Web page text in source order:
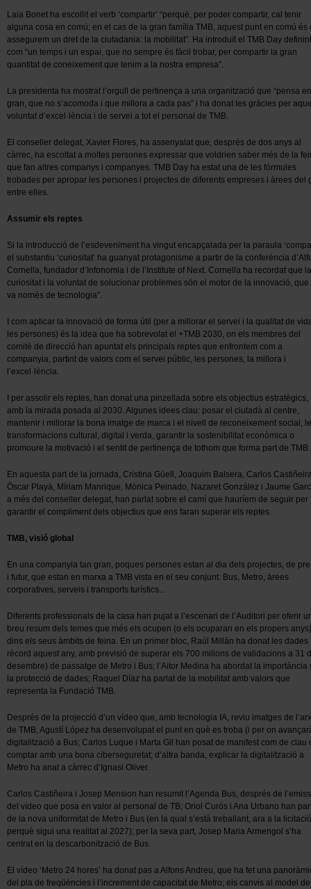
Laia Bonet ha escollit el verb ‘compartir’ “perquè, per poder compartir, cal tenir
alguna cosa en comú; en el cas de la gran família TMB, aquest punt en comú és
assegurem un dret de la ciutadania: la mobilitat”. Ha introduït el TMB Day
com “un temps i un espai, que no sempre és fàcil trobar, per compartir la gran
quantitat de coneixement que tenim a la nostra empresa”.
La presidenta ha mostrat l’orgull de pertinença a una organització que “pensa en
gran, que no s’acomoda i que millora a cada pas” i ha donat les gràcies per
voluntat d’excel·lència i de servei a tot el personal de TMB.
El conseller delegat, Xavier Flores, ha assenyalat que, després de dos anys al
càrrec, ha escoltat a moltes persones expressar que voldrien saber més de la
que fan altres companys i companyes. TMB Day ha estat una de les fórmules
trobades per apropar les persones i projectes de diferents empreses i àrees del
entre elles.
Assumir els reptes
Si la introducció de l’esdeveniment ha vingut encapçalada per la paraula
el substantiu ‘curiositat’ ha guanyat protagonisme a partir de la conferència
Cornella, fundador d’Infonomia i de l’Institute of Next. Cornella ha recordat que la
curiositat i la voluntat de solucionar problemes són el motor de la innovació, que
va només de tecnologia”.
I com aplicar la innovació de forma útil (per a millorar el servei i la qualitat de
les persones) és la idea que ha sobrevolat el +TMB 2030, on els membres del
comitè de direcció han apuntat els principals reptes que enfrontem com a
companyia, partint de valors com el servei públic, les persones, la millora i
l’excel·lència.
I per assolir els reptes, han donat una pinzellada sobre els objectius estratègics,
amb la mirada posada al 2030. Algunes idees clau: posar el ciutadà al centre,
mantenir i millorar la bona imatge de marca i el nivell de reconeixement social,
transformacions cultural, digital i verda, garantir la sostenibilitat econòmica o
promoure la motivació i el sentit de pertinença de tothom que forma part de TMB.
En aquesta part de la jornada, Cristina Güell, Joaquim Balsera, Carlos
Òscar Playà, Míriam Manrique, Mònica Peinado, Nazaret González i Jaume
a més del conseller delegat, han parlat sobre el camí que hauríem de seguir per
garantir el compliment dels objectius que ens faran superar els reptes.
TMB, visió global
En una companyia tan gran, poques persones estan al dia dels projectes, de
i futur, que estan en marxa a TMB vista en el seu conjunt: Bus, Metro, àrees
corporatives, serveis i transports turístics...
Diferents professionals de la casa han pujat a l’escenari de l’Auditori per oferir
breu resum dels temes que més els ocupen (o els ocuparan en els propers anys)
dins els seus àmbits de feina. En un primer bloc, Raúl Millán ha donat les dades
rècord aquest any, amb previsió de superar els 700 milions de validacions a 31
desembre) de passatge de Metro i Bus; l’Aitor Medina ha abordat la importància
la protecció de dades; Raquel Díaz ha parlat de la mobilitat amb valors que
representa la Fundació TMB.
Després de la projecció d’un vídeo que, amb tecnologia IA, reviu imatges de
de TMB, Agustí López ha desenvolupat el punt en què es troba (i per on
digitalització a Bus; Carlos Luque i Marta Gil han posat de manifest com de clau
comptar amb una bona ciberseguretat; d’altra banda, explicar la digitalització a
Metro ha anat a càrrec d’Ignasi Oliver.
Carlos Castiñeira i Josep Mension han resumit l’Agenda Bus, després de
del vídeo que posa en valor al personal de TB; Oriol Curós i Ana Urbano han
de la nova uniformitat de Metro i Bus (en la qual s’està treballant, ara a la
perquè sigui una realitat al 2027); per la seva part, Josep Maria Armengol s’ha
centrat en la descarbonització de Bus.
El vídeo ‘Metro 24 hores’ ha donat pas a Alfons Andreu, que ha fet una
del pla de freqüències i l’increment de capacitat de Metro; els canvis al model de